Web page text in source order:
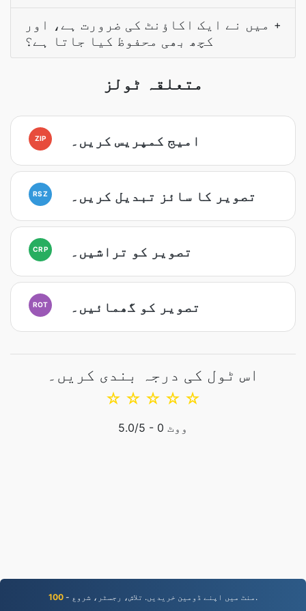
میں نے ایک اکاؤنٹ کی ضرورت ہے، اور
کچھ بھی محفوظ کیا جاتا ہے؟
+
متعلقہ ٹولز
ZIP امیج کمپریس کریں۔
RSZ تصویر کا سائز تبدیل کریں۔
CRP تصویر کو تراشیں۔
ROT تصویر کو گھمائیں۔
اس ٹول کی درجہ بندی کریں۔
☆
☆
☆
☆
☆
5.0/5 - 0 ووٹ
100 - منٹ میں اپنے ڈومین خریدیں. تلاش، رجسٹر، شروع.